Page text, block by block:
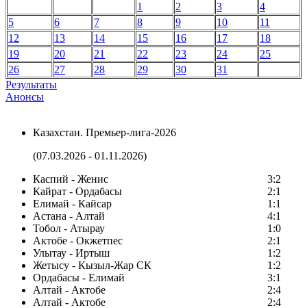
1
2 3
4
5
6 7 8 9 10
11
12
13 14 15 16 17
18
19
20 21 22 23 24
25
26
27 28 29 30
31
Результаты
Анонсы
Казахстан. Премьер-лига-2026
(07.03.2026 - 01.11.2026)
Каспий - Женис
3:2
Кайрат - Ордабасы
2:1
Елимай - Кайсар
1:1
Астана - Алтай
4:1
Тобол - Атырау
1:0
Актобе - Окжетпес
2:1
Улытау - Иртыш
1:2
Жетысу - Кызыл-Жар СК
1:2
Ордабасы - Елимай
3:1
Алтай - Актобе
2:4
Алтай - Актобе
2:4